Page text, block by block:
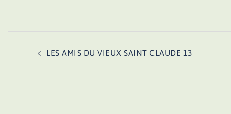
LES AMIS DU VIEUX SAINT CLAUDE 13